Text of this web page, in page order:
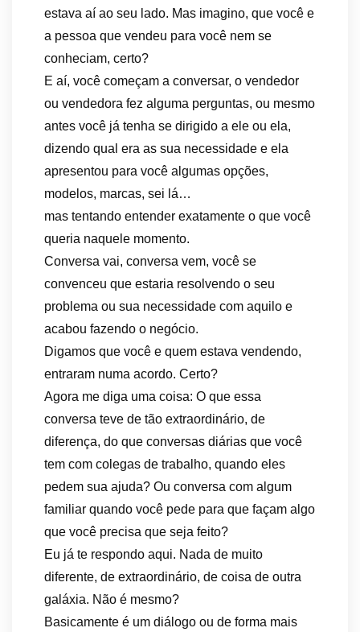
estava aí ao seu lado. Mas imagino, que você e
a pessoa que vendeu para você nem se
conheciam, certo?
E aí, você começam a conversar, o vendedor
ou vendedora fez alguma perguntas, ou mesmo
antes você já tenha se dirigido a ele ou ela,
dizendo qual era as sua necessidade e ela
apresentou para você algumas opções,
modelos, marcas, sei lá…
mas tentando entender exatamente o que você
queria naquele momento.
Conversa vai, conversa vem, você se
convenceu que estaria resolvendo o seu
problema ou sua necessidade com aquilo e
acabou fazendo o negócio.
Digamos que você e quem estava vendendo,
entraram numa acordo. Certo?
Agora me diga uma coisa: O que essa
conversa teve de tão extraordinário, de
diferença, do que conversas diárias que você
tem com colegas de trabalho, quando eles
pedem sua ajuda? Ou conversa com algum
familiar quando você pede para que façam algo
que você precisa que seja feito?
Eu já te respondo aqui. Nada de muito
diferente, de extraordinário, de coisa de outra
galáxia. Não é mesmo?
Basicamente é um diálogo ou de forma mais